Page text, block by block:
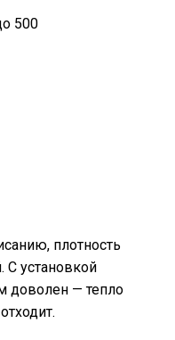
500
плотность
С установкой
доволен — тепло